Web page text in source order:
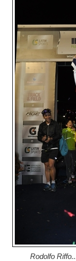
Rodolfo